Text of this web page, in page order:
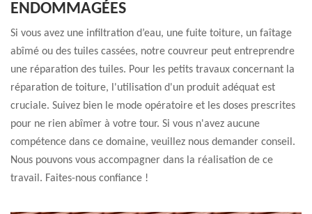
ENDOMMAGÉES
Si vous avez une infiltration d’eau, une fuite toiture, un faîtage
abîmé ou des tuiles cassées, notre couvreur peut entreprendre
une réparation des tuiles. Pour les petits travaux concernant la
réparation de toiture, l'utilisation d'un produit adéquat est
cruciale. Suivez bien le mode opératoire et les doses prescrites
pour ne rien abîmer à votre tour. Si vous n'avez aucune
compétence dans ce domaine, veuillez nous demander conseil.
Nous pouvons vous accompagner dans la réalisation de ce
travail. Faites-nous confiance !